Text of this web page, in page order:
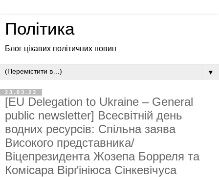
Політика
Блог цікавих політичних новин
▼
23.03.23
[EU Delegation to Ukraine – General
public newsletter] Всесвітній день
водних ресурсів: Спільна заява
Високого представника/
Віцепрезидента Жозепа Борреля та
Комісара Вірґініюса Сінкевічуса